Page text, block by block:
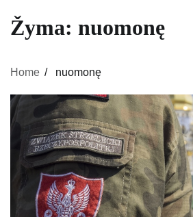
Žyma: nuomonę
Home nuomonę